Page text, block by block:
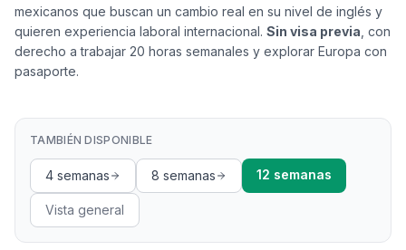
mexicanos que buscan un cambio real en su nivel de inglés y
quieren experiencia laboral internacional. Sin visa previa , con
derecho a trabajar 20 horas semanales y explorar Europa con
pasaporte.
TAMBIÉN DISPONIBLE
4 semanas 8 semanas 12 semanas
Vista general